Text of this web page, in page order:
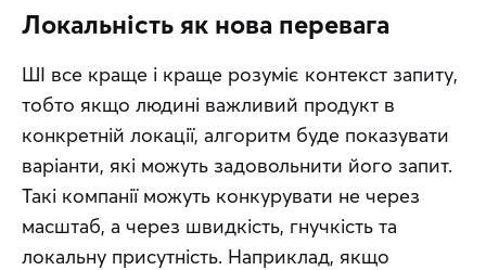
Локальність як нова перевага
ШІ все краще і краще розуміє контекст запиту,
тобто якщо людині важливий продукт в
конкретній локації, алгоритм буде показувати
варіанти, які можуть задовольнити його запит.
Такі компанії можуть конкурувати не через
масштаб, а через швидкість, гнучкість та
локальну присутність. Наприклад, якщо